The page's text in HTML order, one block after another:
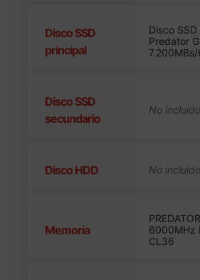
Disco SSD
principal
Disco SSD
Predator
Disco SSD
secundario
Disco HDD
Memoria
6000MHz
CL36